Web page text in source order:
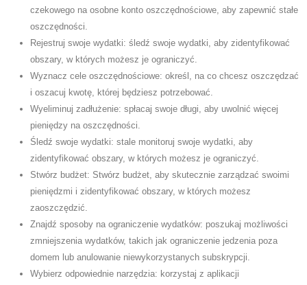
czekowego na osobne konto oszczędnościowe, aby zapewnić stałe
oszczędności.
Rejestruj swoje wydatki: śledź swoje wydatki, aby zidentyfikować
obszary, w których możesz je ograniczyć.
Wyznacz cele oszczędnościowe: określ, na co chcesz oszczędzać
i oszacuj kwotę, której będziesz potrzebować.
Wyeliminuj zadłużenie: spłacaj swoje długi, aby uwolnić więcej
pieniędzy na oszczędności.
Śledź swoje wydatki: stale monitoruj swoje wydatki, aby
zidentyfikować obszary, w których możesz je ograniczyć.
Stwórz budżet: Stwórz budżet, aby skutecznie zarządzać swoimi
pieniędzmi i zidentyfikować obszary, w których możesz
zaoszczędzić.
Znajdź sposoby na ograniczenie wydatków: poszukaj możliwości
zmniejszenia wydatków, takich jak ograniczenie jedzenia poza
domem lub anulowanie niewykorzystanych subskrypcji.
Wybierz odpowiednie narzędzia: korzystaj z aplikacji